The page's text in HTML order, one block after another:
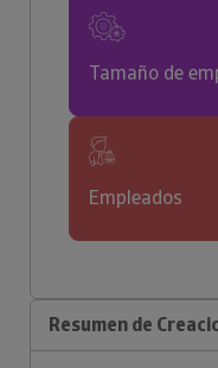
Tamaño de
Empleados
Resumen de